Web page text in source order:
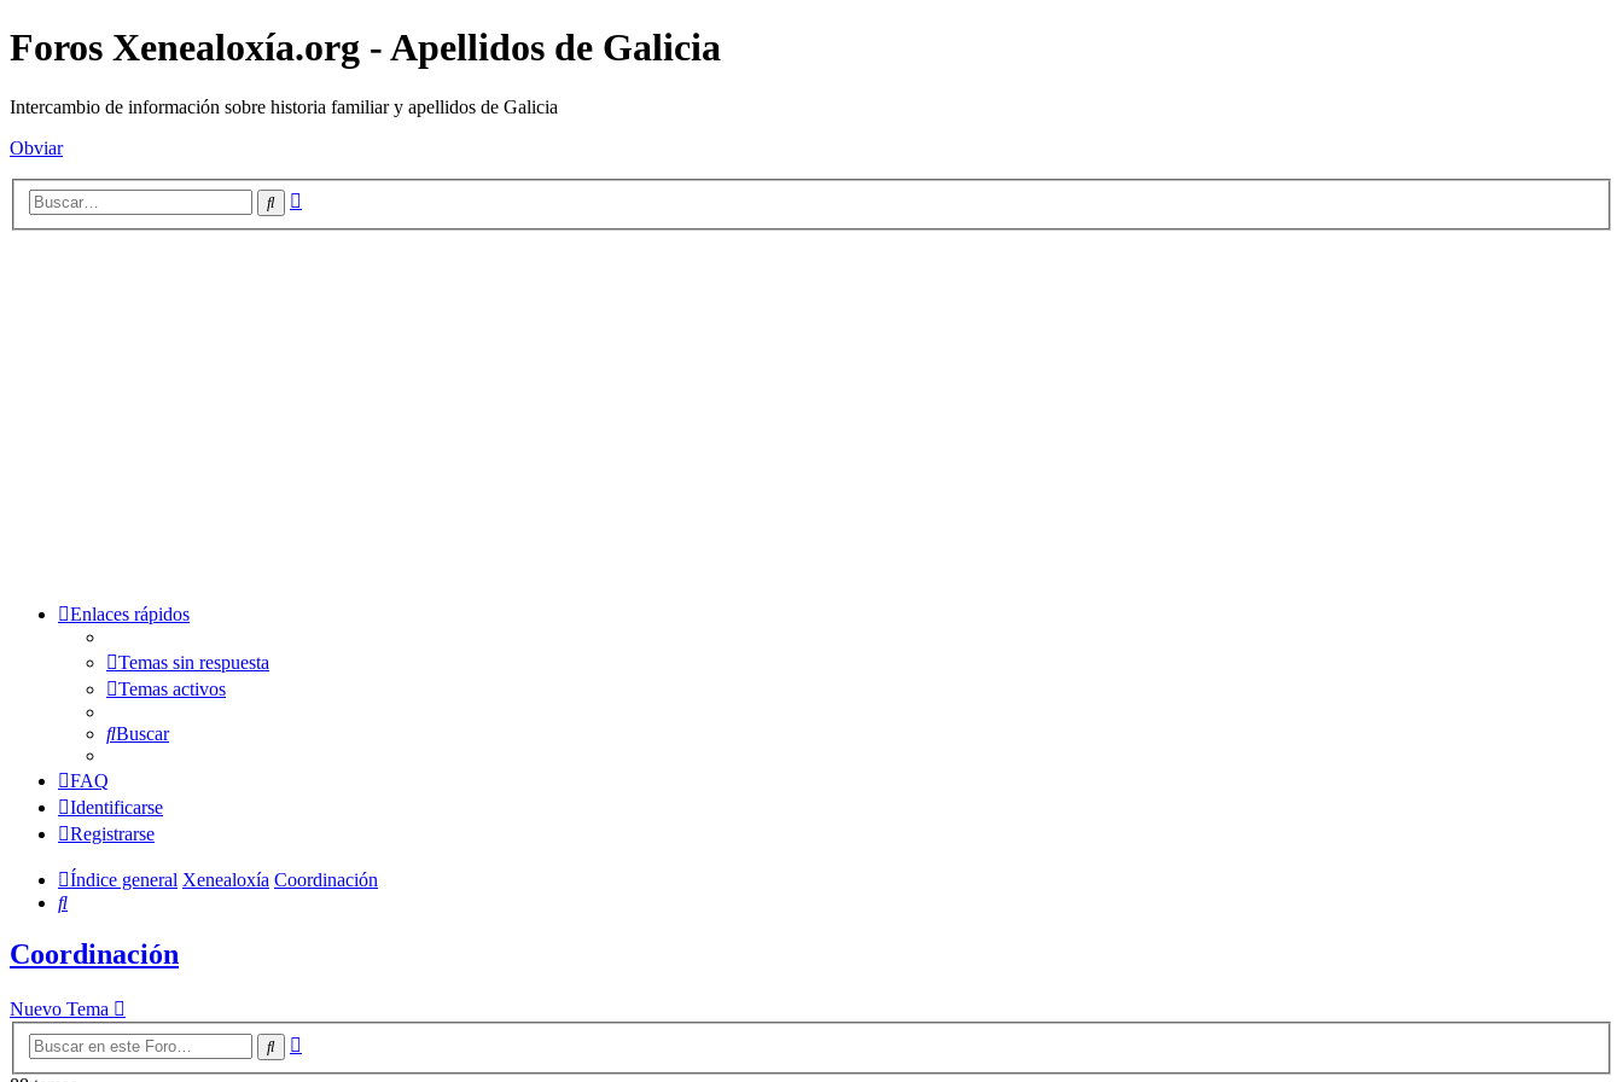
Foros Xenealoxía.org - Apellidos de Galicia
Intercambio de información sobre historia familiar y apellidos de Galicia
Obviar
Buscar
Enlaces rápidos
Temas sin respuesta
Temas activos
Buscar
FAQ
Identificarse
Registrarse
Índice general Xenealoxía Coordinación
Buscar
Coordinación
Nuevo Tema
Buscar